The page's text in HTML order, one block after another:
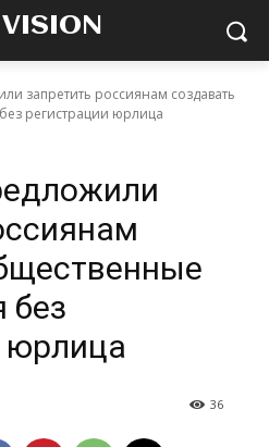
VISION
запретить россиянам создавать
регистрации юрлица
без
юрлица
36